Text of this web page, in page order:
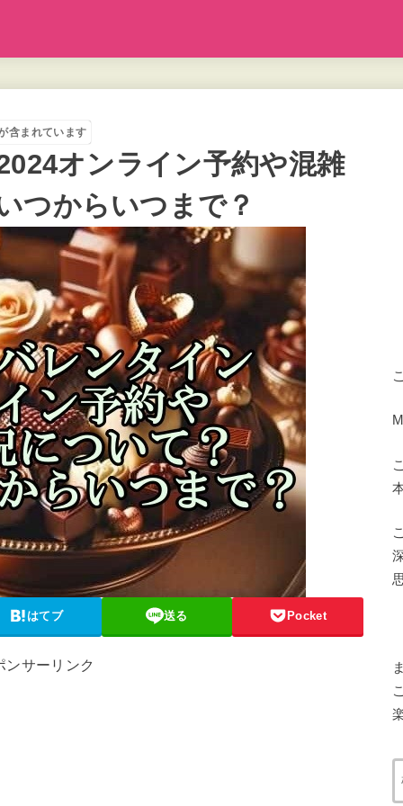
含まれています
オンライン予約や混雑
つからいつまで？
はてブ 送る Pocket
ンサーリンク